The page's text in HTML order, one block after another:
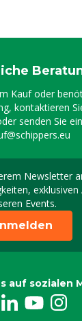
Edelst.
1.3 Hahn
V2A 12-22
Schaumlanze
Greenline 2.1
Kauf oder
kontaktieren
senden Sie
Newsletter
Events.
Melden
auf sozialen